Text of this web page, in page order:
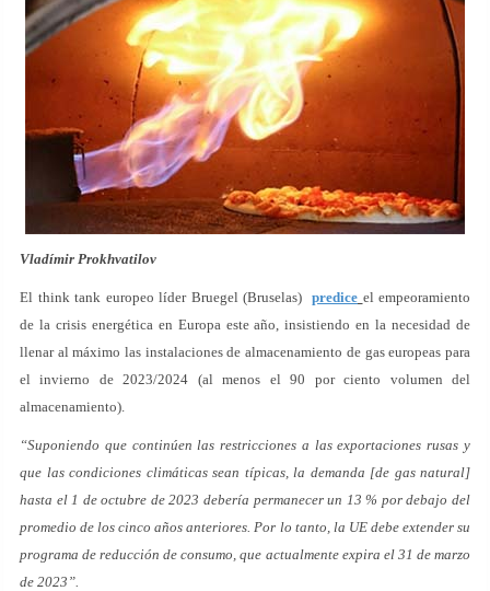
Vladímir Prokhvatilov
El think tank europeo líder Bruegel (Bruselas) predice el empeoramiento
de la crisis energética en Europa este año, insistiendo en la necesidad de
llenar al máximo las instalaciones de almacenamiento de gas europeas para
el invierno de 2023/2024 (al menos el 90 por ciento volumen del
almacenamiento).
“Suponiendo que continúen las restricciones a las exportaciones rusas y
que las condiciones climáticas sean típicas, la demanda [de gas natural]
hasta el 1 de octubre de 2023 debería permanecer un 13 % por debajo del
promedio de los cinco años anteriores. Por lo tanto, la UE debe extender su
programa de reducción de consumo, que actualmente expira el 31 de marzo
de 2023”.